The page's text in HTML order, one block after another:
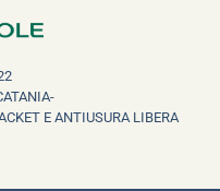
E ANTIUSURA LIBERA